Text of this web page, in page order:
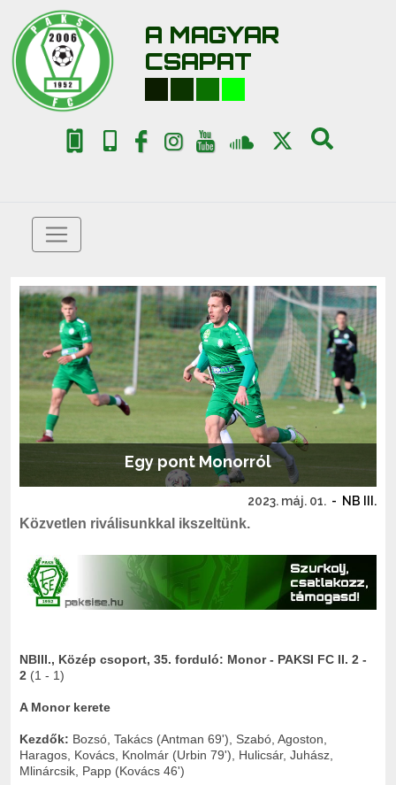
A MAGYAR
CSAPAT
Egy pont Monorról
2023. máj. 01. - NB III.
Közvetlen riválisunkkal ikszeltünk.
NBIII., Közép csoport, 35. forduló: Monor - PAKSI FC II. 2 -
2 (1 - 1)
A Monor kerete
Kezdők: Bozsó, Takács (Antman 69'), Szabó, Agoston,
Haragos, Kovács, Knolmár (Urbin 79'), Hulicsár, Juhász,
Mlinárcsik, Papp (Kovács 46')